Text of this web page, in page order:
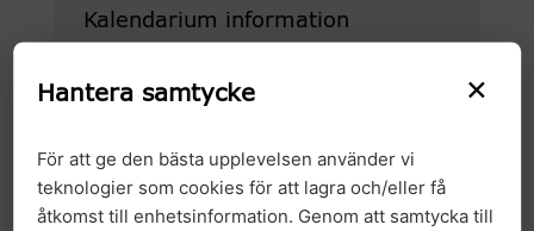
Kalendarium information
Slut datum:15:00 18 november, 2022
×
Hantera samtycke
För att ge den bästa upplevelsen använder vi
teknologier som cookies för att lagra och/eller få
åtkomst till enhetsinformation. Genom att samtycka till